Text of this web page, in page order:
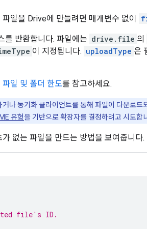
일을 Drive에 만들려면 매개변수 없이
를 반환합니다. 파일에는 drive.file 의
이 지정됩니다. uploadType 은
파일 및 폴더 한도를 참고하세요.
나 동기화 클라이언트를 통해 파일이 다운로
유형을 기반으로 확장자를 결정하려고 시도합
없는 파일을 만드는 방법을 보여줍니다.
file's ID.